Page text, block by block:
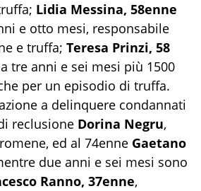
Lidia Messina, 58enne
e otto mesi, responsabile
e truffa; Teresa Prinzi, 58
tre anni e sei mesi più 1500
per un episodio di truffa.
a delinquere condannati
reclusione Dorina Negru,
ed al 74enne Gaetano
due anni e sei mesi sono
Ranno, 37enne,